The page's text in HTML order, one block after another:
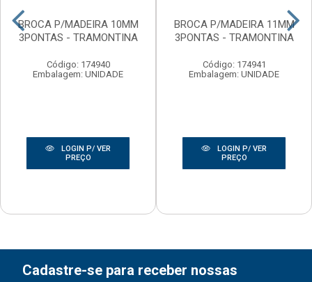
BROCA P/MADEIRA 10MM
3PONTAS - TRAMONTINA
Código: 174940
Embalagem: UNIDADE
LOGIN P/ VER
PREÇO
BROCA P/MADEIRA 11MM
3PONTAS - TRAMONTINA
Código: 174941
Embalagem: UNIDADE
LOGIN P/ VER
PREÇO
Cadastre-se para receber nossas